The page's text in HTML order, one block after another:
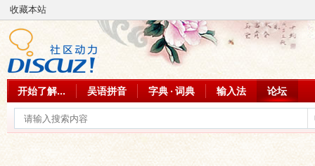
收藏本站
开始了解... 吴语拼音 字典 · 词典 输入法 论坛